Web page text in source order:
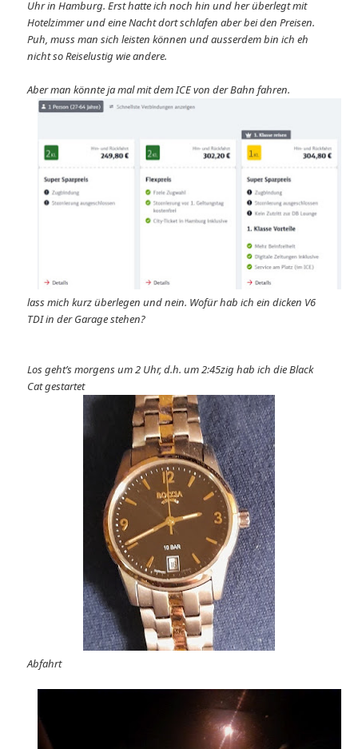
Uhr in Hamburg. Erst hatte ich noch hin und her überlegt mit
Hotelzimmer und eine Nacht dort schlafen aber bei den Preisen.
Puh, muss man sich leisten können und ausserdem bin ich eh
nicht so Reiselustig wie andere.
Aber man könnte ja mal mit dem ICE von der Bahn fahren.
lass mich kurz überlegen und nein. Wofür hab ich ein dicken V6
TDI in der Garage stehen?
Los geht’s morgens um 2 Uhr, d.h. um 2:45zig hab ich die Black
Cat gestartet
Abfahrt